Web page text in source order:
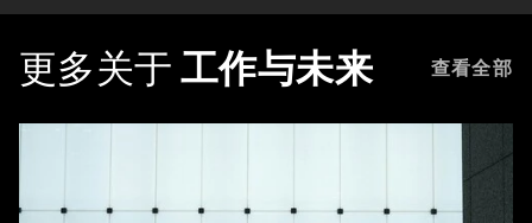
更多关于 工作与未来 查看全部